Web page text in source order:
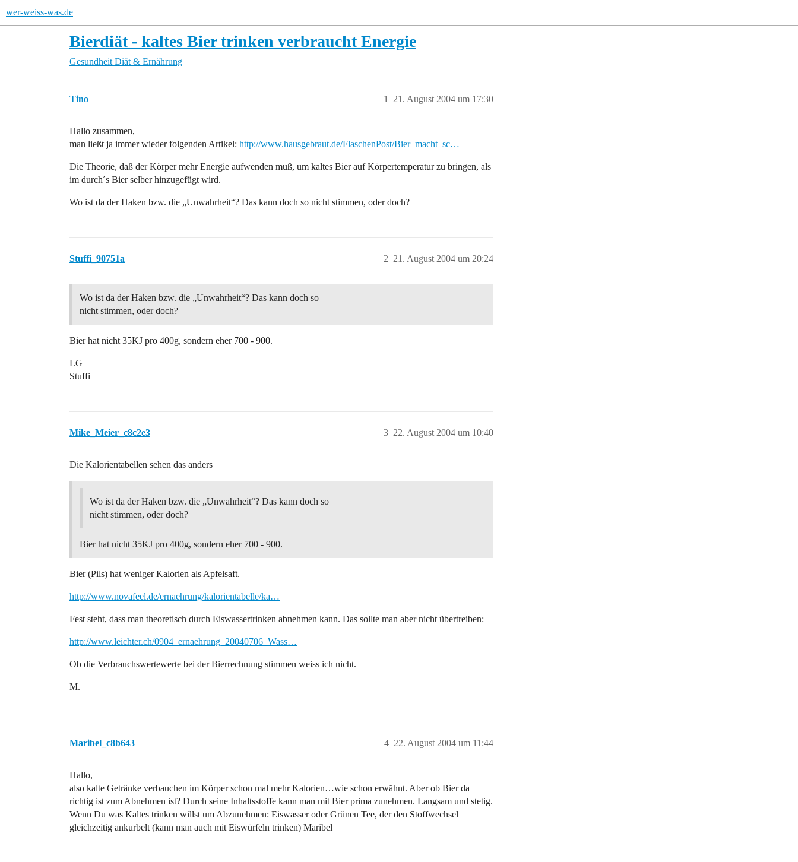
wer-weiss-was.de
Bierdiät - kaltes Bier trinken verbraucht Energie
Gesundheit Diät & Ernährung
Tino 21. August 2004 um 17:30
1
Hallo zusammen,
man ließt ja immer wieder folgenden Artikel: http://www.hausgebraut.de/FlaschenPost/Bier_macht_sc…
Die Theorie, daß der Körper mehr Energie aufwenden muß, um kaltes Bier auf Körpertemperatur zu bringen, als
im durch´s Bier selber hinzugefügt wird.
Wo ist da der Haken bzw. die „Unwahrheit“? Das kann doch so nicht stimmen, oder doch?
Stuffi_90751a 21. August 2004 um 20:24
2
Wo ist da der Haken bzw. die „Unwahrheit“? Das kann doch so
nicht stimmen, oder doch?
Bier hat nicht 35KJ pro 400g, sondern eher 700 - 900.
LG
Stuffi
Mike_Meier_c8c2e3 22. August 2004 um 10:40
3
Die Kalorientabellen sehen das anders
Wo ist da der Haken bzw. die „Unwahrheit“? Das kann doch so
nicht stimmen, oder doch?
Bier hat nicht 35KJ pro 400g, sondern eher 700 - 900.
Bier (Pils) hat weniger Kalorien als Apfelsaft.
http://www.novafeel.de/ernaehrung/kalorientabelle/ka…
Fest steht, dass man theoretisch durch Eiswassertrinken abnehmen kann. Das sollte man aber nicht übertreiben:
http://www.leichter.ch/0904_ernaehrung_20040706_Wass…
Ob die Verbrauchswertewerte bei der Bierrechnung stimmen weiss ich nicht.
M.
Maribel_c8b643 22. August 2004 um 11:44
4
Hallo,
also kalte Getränke verbauchen im Körper schon mal mehr Kalorien…wie schon erwähnt. Aber ob Bier da
richtig ist zum Abnehmen ist? Durch seine Inhaltsstoffe kann man mit Bier prima zunehmen. Langsam und stetig.
Wenn Du was Kaltes trinken willst um Abzunehmen: Eiswasser oder Grünen Tee, der den Stoffwechsel
gleichzeitig ankurbelt (kann man auch mit Eiswürfeln trinken) Maribel